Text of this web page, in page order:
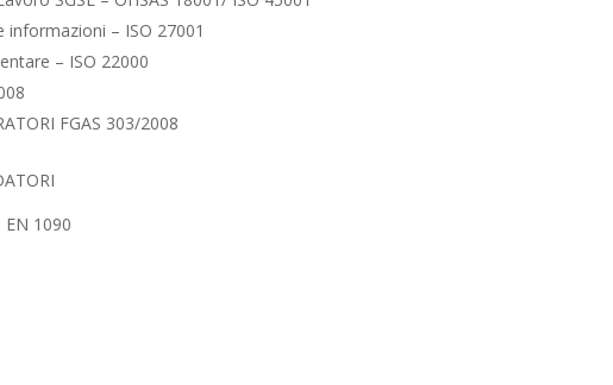
informazioni – ISO 27001
– ISO 22000
FGAS 303/2008
EN 1090